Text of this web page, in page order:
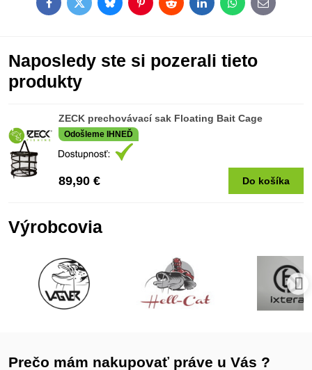
FacebookTwitterBlueskyPinterestRedditLinkedInWhatsApp
E-
mail
Naposledy ste si pozerali tieto
produkty
ZECK prechovávací sak Floating Bait Cage
Odošleme IHNEĎ
89,90 € Do košíka
Výrobcovia
Prečo mám nakupovať práve u Vás ?